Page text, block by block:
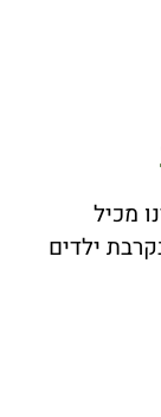
מכיל
ילדים